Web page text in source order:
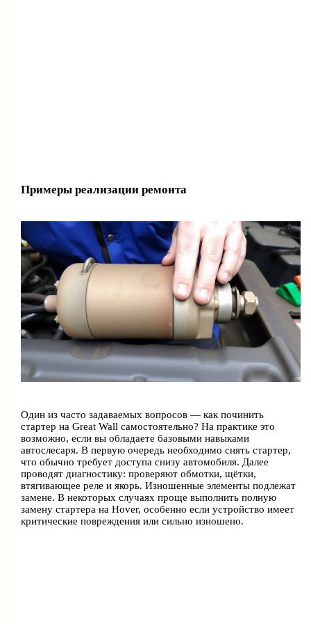
Примеры реализации ремонта
Один из часто задаваемых вопросов — как починить
стартер на Great Wall самостоятельно? На практике это
возможно, если вы обладаете базовыми навыками
автослесаря. В первую очередь необходимо снять стартер,
что обычно требует доступа снизу автомобиля. Далее
проводят диагностику: проверяют обмотки, щётки,
втягивающее реле и якорь. Изношенные элементы подлежат
замене. В некоторых случаях проще выполнить полную
замену стартера на Hover, особенно если устройство имеет
критические повреждения или сильно изношено.